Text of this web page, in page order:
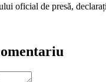
oficial de